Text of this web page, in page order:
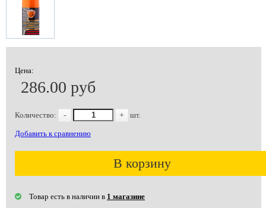
Цена:
286.00 руб
Количество: - + шт.
Добавить к сравнению
В корзину
Товар есть в наличии в 1 магазине